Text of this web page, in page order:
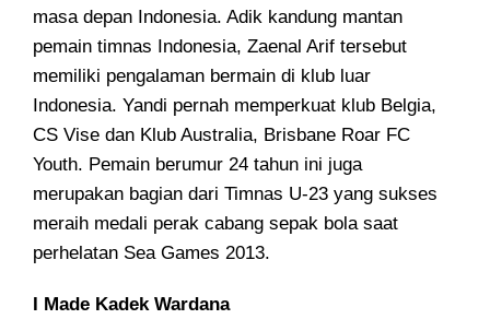
masa depan Indonesia. Adik kandung mantan
pemain timnas Indonesia, Zaenal Arif tersebut
memiliki pengalaman bermain di klub luar
Indonesia. Yandi pernah memperkuat klub Belgia,
CS Vise dan Klub Australia, Brisbane Roar FC
Youth. Pemain berumur 24 tahun ini juga
merupakan bagian dari Timnas U-23 yang sukses
meraih medali perak cabang sepak bola saat
perhelatan Sea Games 2013.
I Made Kadek Wardana